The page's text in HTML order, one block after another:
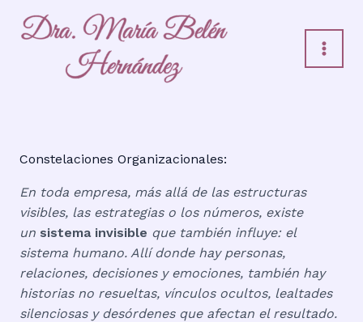
Constelaciones Organizacionales:
En toda empresa, más allá de las estructuras
visibles, las estrategias o los números, existe
un sistema invisible que también influye: el
sistema humano. Allí donde hay personas,
relaciones, decisiones y emociones, también hay
historias no resueltas, vínculos ocultos, lealtades
silenciosas y desórdenes que afectan el resultado.